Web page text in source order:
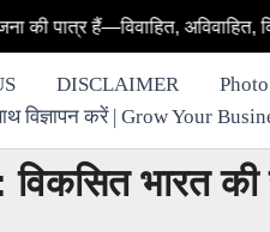
अविवाहित, विधवा, संपत्ति
DISCLAIMER
विज्ञापन करें | Grow Your
भारत